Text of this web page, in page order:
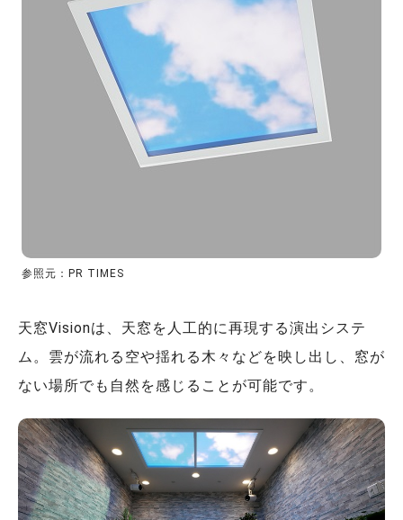
参照元：PR TIMES
天窓Visionは、天窓を人工的に再現する演出システ
ム。雲が流れる空や揺れる木々などを映し出し、窓が
ない場所でも自然を感じることが可能です。